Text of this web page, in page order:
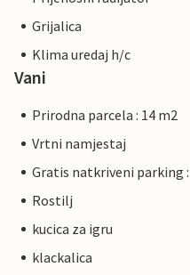
Grijalica
Klima uredaj h/c
Vani
Prirodna parcela : 14 m2
Vrtni namjestaj
Gratis natkriveni parking
Rostilj
kucica za igru
klackalica